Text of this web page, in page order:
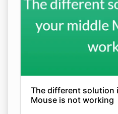
The different solution
Mouse is not working